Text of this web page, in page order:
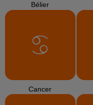
Bélier
Cancer